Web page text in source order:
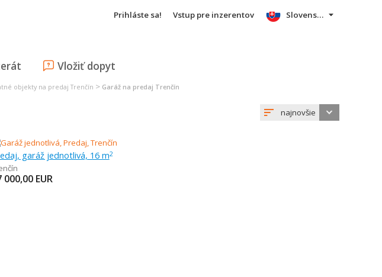
Prihláste sa! Vstup pre inzerentov
Vložiť dopyt
Slovensky
objekty na predaj Trenčín > Garáž na predaj Trenčín
najnovšie
garáž jednotlivá, 16 m2
000,00 EUR